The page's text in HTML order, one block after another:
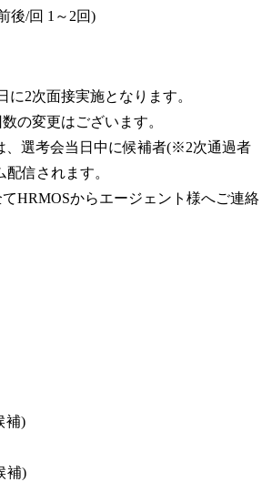
後/回 1～2回)
2次面接実施となります。
の変更はございます。
、選考会当日中に候補者(※2次通過者
信されます。
HRMOSからエージェント様へご連絡
補)
補)